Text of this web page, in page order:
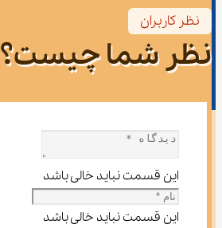
نظر کاربران
نظر شما چیست؟
این قسمت نباید خالی باشد
این قسمت نباید خالی باشد